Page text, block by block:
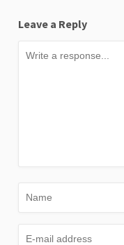
Leave a Reply